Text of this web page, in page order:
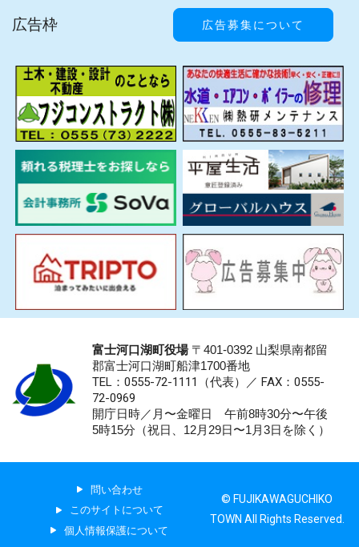
広告枠 広告募集について
富士河口湖町役場〒401-0392 山梨県南都留
郡富士河口湖町船津1700番地
TEL：0555-72-1111 （代表）／ FAX：0555-
72-0969
開庁日時／月〜金曜日 午前8時30分〜午後
5時15分（祝日、12月29日〜1月3日を除く）
問い合わせ
このサイトについて
個人情報保護について
© FUJIKAWAGUCHIKO
TOWN All Rights Reserved.